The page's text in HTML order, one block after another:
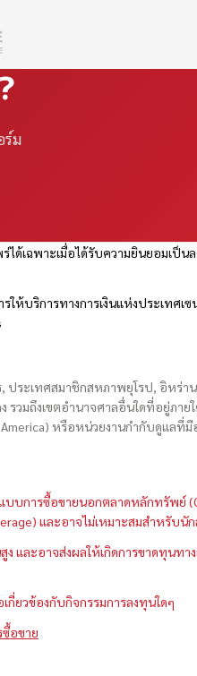
ร์ม
ได้เฉพาะเมื่อได้รับความยินยอมเป็
ห้บริการทางการเงินแห่งประเทศเ
ประเทศสมาชิกสหภาพยุโรป, อิหร่า
รวมถึงเขตอำนาจศาลอื่นใดที่อยู่ภาย
หรือหน่วยงานกำกับดูแลที่
แบบการซื้อขายนอกตลาดหลักทรัพย์
และอาจไม่เหมาะสมสำหรับ
ง และอาจส่งผลให้เกิดการขาดทุนทา
กี่ยวข้องกับกิจกรรมการลงทุนใดๆ
ซื้อขาย